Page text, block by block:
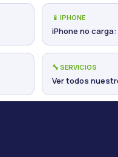
📱 IPHONE
iPhone no
🔧 SERVICIOS
Ver todos